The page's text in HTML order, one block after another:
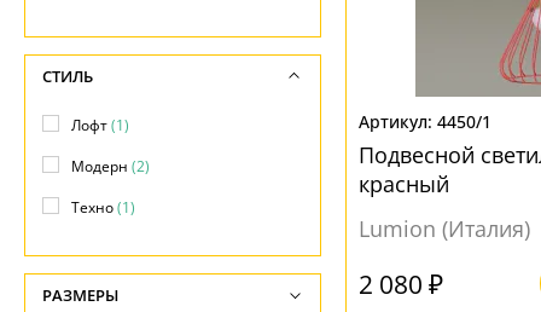
4450/1
Подвесной
красный
Lumion (Италия)
2 080 ₽
СТИЛЬ
Лофт(1)
Модерн (2)
Техно(1)
РАЗМЕРЫ